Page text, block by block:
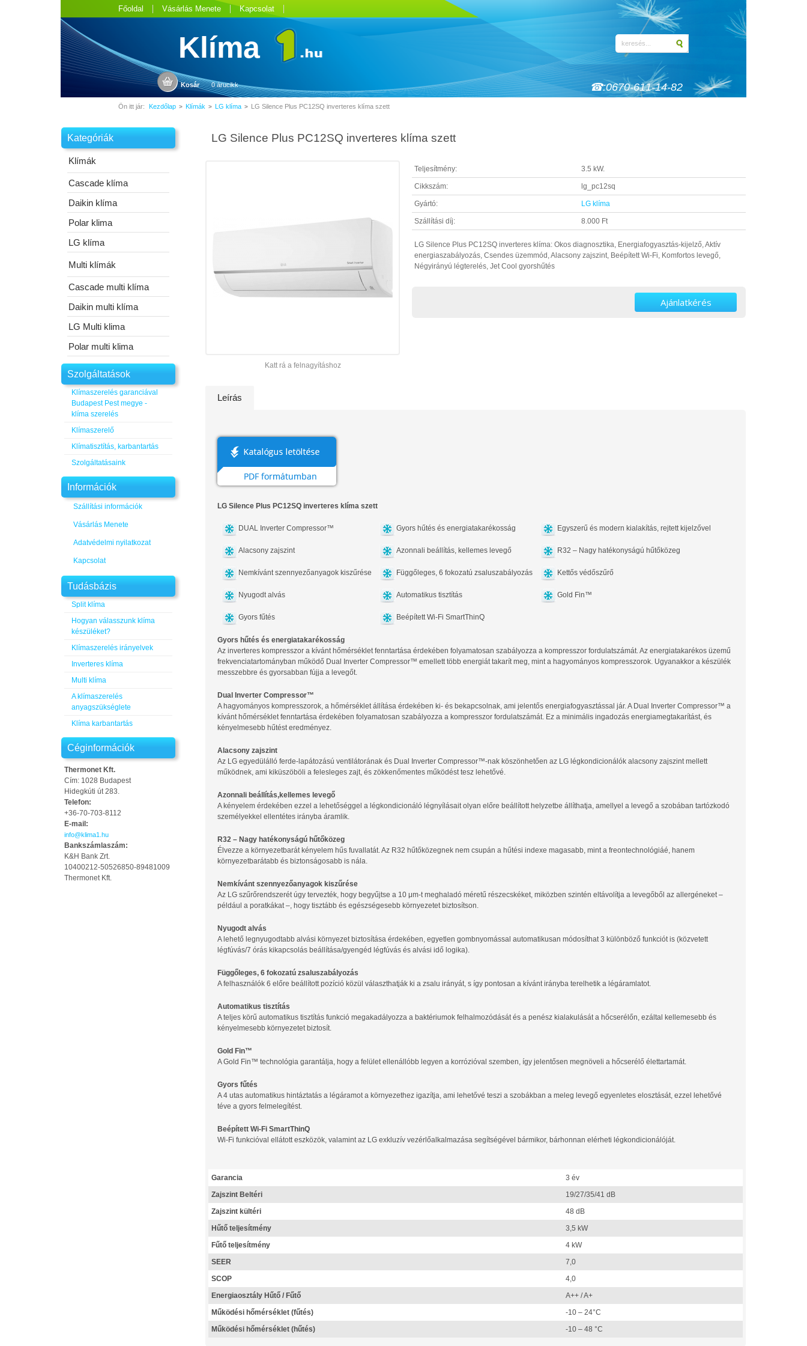
Főoldal Vásárlás Menete Kapcsolat
Kosár 0 árucikk
Klíma
☎:0670-611-14-82
Ön itt jár: Kezdőlap > Klímák > LG klíma > LG Silence Plus PC12SQ inverteres klíma szett
LG Silence Plus PC12SQ inverteres klíma szett
Katt rá a felnagyításhoz
Teljesítmény: 3.5 kW.
Cikkszám: lg_pc12sq
Gyártó: LG klíma
Szállítási díj: 8.000 Ft
LG Silence Plus PC12SQ inverteres klíma: Okos diagnosztika, Energiafogyasztás-kijelző, Aktív
energiaszabályozás, Csendes üzemmód, Alacsony zajszint, Beépített Wi-Fi, Komfortos levegő,
Négyirányú légterelés, Jet Cool gyorshűtés
Ajánlatkérés
Leírás
LG Silence Plus PC12SQ inverteres klíma szett
DUAL Inverter Compressor™ Gyors hűtés és energiatakarékosság Egyszerű és modern kialakítás, rejtett kijelzővel
Alacsony zajszint Azonnali beállítás, kellemes levegő R32 – Nagy hatékonyságú hűtőközeg
Nemkívánt szennyezőanyagok kiszűrése Függőleges, 6 fokozatú zsaluszabályozás Kettős védőszűrő
Nyugodt alvás Automatikus tisztítás Gold Fin™
Gyors fűtés Beépített Wi-Fi SmartThinQ
Gyors hűtés és energiatakarékosság
Az inverteres kompresszor a kívánt hőmérséklet fenntartása érdekében folyamatosan szabályozza a kompresszor fordulatszámát. Az energiatakarékos üzemű
frekvenciatartományban működő Dual Inverter Compressor™ emellett több energiát takarít meg, mint a hagyományos kompresszorok. Ugyanakkor a készülék
messzebbre és gyorsabban fújja a levegőt.
Dual Inverter Compressor™
A hagyományos kompresszorok, a hőmérséklet állítása érdekében ki- és bekapcsolnak, ami jelentős energiafogyasztással jár. A Dual Inverter Compressor™ a
kívánt hőmérséklet fenntartása érdekében folyamatosan szabályozza a kompresszor fordulatszámát. Ez a minimális ingadozás energiamegtakarítást, és
kényelmesebb hűtést eredményez.
Alacsony zajszint
Az LG egyedülálló ferde-lapátozású ventilátorának és Dual Inverter Compressor™-nak köszönhetően az LG légkondicionálók alacsony zajszint mellett
működnek, ami kiküszöböli a felesleges zajt, és zökkenőmentes működést tesz lehetővé.
Azonnali beállítás,kellemes levegő
A kényelem érdekében ezzel a lehetőséggel a légkondicionáló légnyílásait olyan előre beállított helyzetbe állíthatja, amellyel a levegő a szobában tartózkodó
személyekkel ellentétes irányba áramlik.
R32 – Nagy hatékonyságú hűtőközeg
Élvezze a környezetbarát kényelem hűs fuvallatát. Az R32 hűtőközegnek nem csupán a hűtési indexe magasabb, mint a freontechnológiáé, hanem
környezetbarátabb és biztonságosabb is nála.
Nemkívánt szennyezőanyagok kiszűrése
Az LG szűrőrendszerét úgy tervezték, hogy begyűjtse a 10 μm-t meghaladó méretű részecskéket, miközben szintén eltávolítja a levegőből az allergéneket –
például a poratkákat –, hogy tisztább és egészségesebb környezetet biztosítson.
Nyugodt alvás
A lehető legnyugodtabb alvási környezet biztosítása érdekében, egyetlen gombnyomással automatikusan módosíthat 3 különböző funkciót is (közvetett
légfúvás/7 órás kikapcsolás beállítása/gyengéd légfúvás és alvási idő logika).
Függőleges, 6 fokozatú zsaluszabályozás
A felhasználók 6 előre beállított pozíció közül választhatják ki a zsalu irányát, s így pontosan a kívánt irányba terelhetik a légáramlatot.
Automatikus tisztítás
A teljes körű automatikus tisztítás funkció megakadályozza a baktériumok felhalmozódását és a penész kialakulását a hőcserélőn, ezáltal kellemesebb és
kényelmesebb környezetet biztosít.
Gold Fin™
A Gold Fin™ technológia garantálja, hogy a felület ellenállóbb legyen a korrózióval szemben, így jelentősen megnöveli a hőcserélő élettartamát.
Gyors fűtés
A 4 utas automatikus hintáztatás a légáramot a környezethez igazítja, ami lehetővé teszi a szobákban a meleg levegő egyenletes elosztását, ezzel lehetővé
téve a gyors felmelegítést.
Beépített Wi-Fi SmartThinQ
Wi-Fi funkcióval ellátott eszközök, valamint az LG exkluzív vezérlőalkalmazása segítségével bármikor, bárhonnan elérheti légkondicionálóját.
Garancia
3 év
Zajszint Beltéri
19/27/35/41 dB
Zajszint kültéri
48 dB
Hűtő teljesítmény
3,5 kW
Fűtő teljesítmény
4 kW
SEER
7,0
SCOP
4,0
Energiaosztály Hűtő / Fűtő
A++ / A+
Működési hőmérséklet (fűtés)
-10 – 24°C
Működési hőmérséklet (hűtés)
-10 – 48 °C
Kategóriák
Klímák
Cascade klíma
Daikin klíma
Polar klima
LG klíma
Multi klímák
Cascade multi klíma
Daikin multi klíma
LG Multi klima
Polar multi klima
Szolgáltatások
Klímaszerelés garanciával
Budapest Pest megye -
klíma szerelés
Klímaszerelő
Klímatisztítás, karbantartás
Szolgáltatásaink
Információk
Szállítási információk
Vásárlás Menete
Adatvédelmi nyilatkozat
Kapcsolat
Tudásbázis
Split klíma
Hogyan válasszunk klíma
készüléket?
Klímaszerelés irányelvek
Inverteres klíma
Multi klíma
A klímaszerelés
anyagszükséglete
Klíma karbantartás
Céginformációk
Thermonet Kft.
Cím: 1028 Budapest
Hidegkúti út 283.
Telefon:
+36-70-703-8112
E-mail:
info@klima1.hu
Bankszámlaszám:
K&H Bank Zrt.
10400212-50526850-89481009
Thermonet Kft.